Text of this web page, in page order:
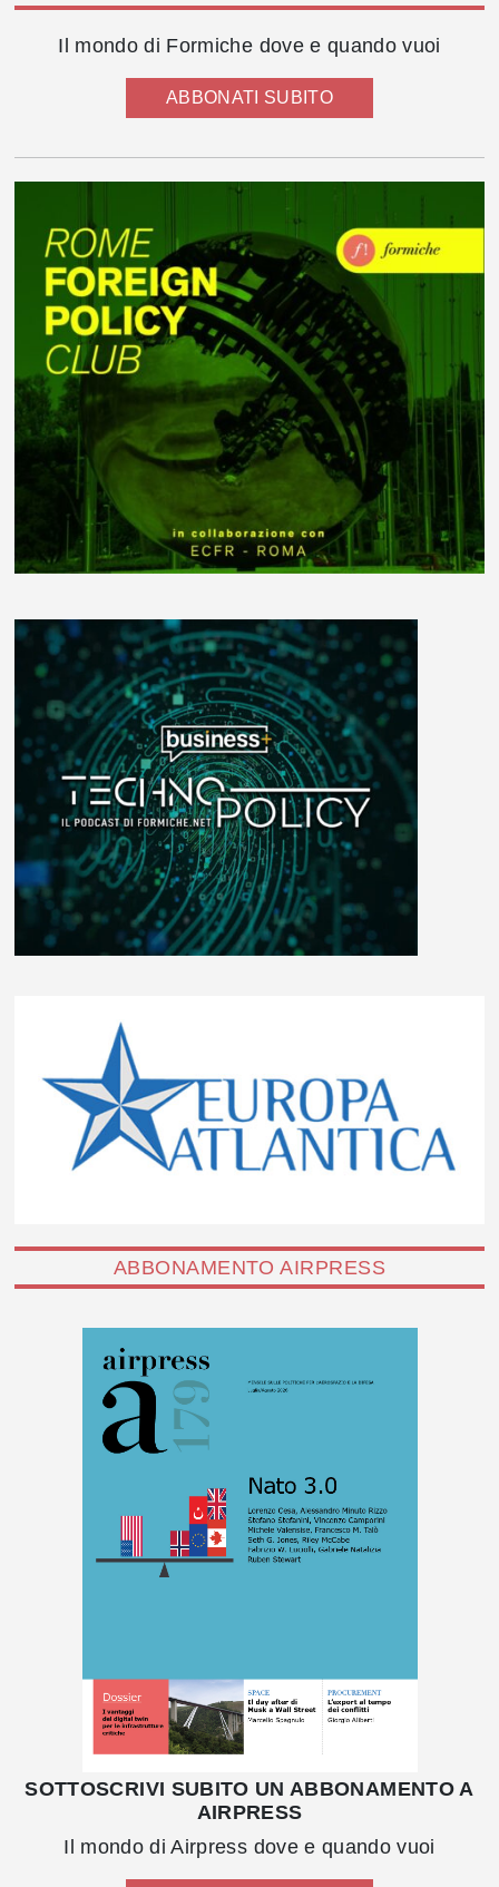
Il mondo di Formiche dove e quando vuoi
ABBONATI SUBITO
ABBONAMENTO AIRPRESS
SOTTOSCRIVI SUBITO UN ABBONAMENTO A
AIRPRESS
Il mondo di Airpress dove e quando vuoi